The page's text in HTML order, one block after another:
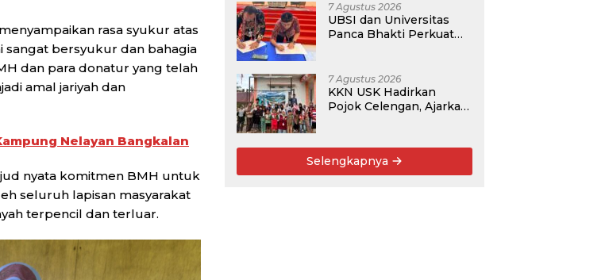
rasa syukur atas
sangat bersyukur dan bahagia
dan para donatur yang telah
amal jariyah dan
Nelayan Bangkalan
nyata komitmen BMH untuk
seluruh lapisan masyarakat
terpencil dan terluar.
7 Agustus 2026
UBSI dan Universitas
Panca Bhakti Perkuat
7 Agustus 2026
KKN USK Hadirkan
Pojok Celengan, Ajarkan
Selengkapnya